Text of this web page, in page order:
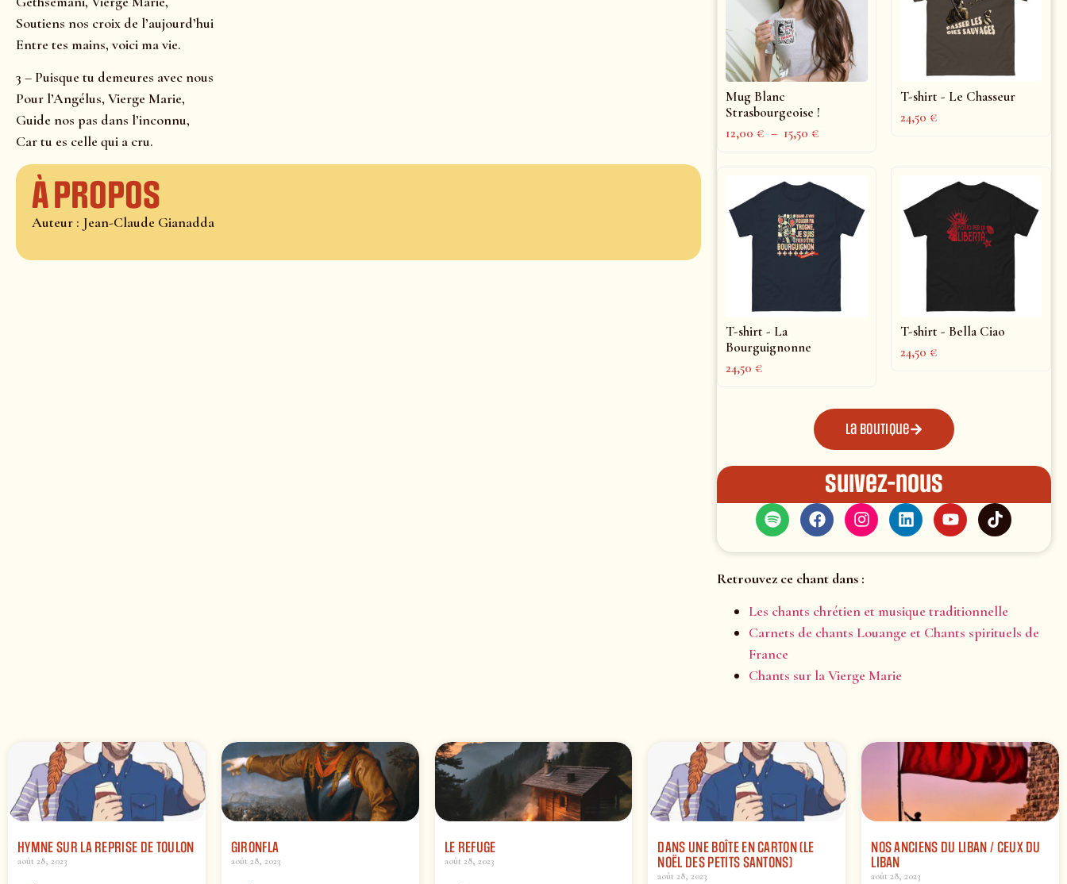
Soutiens nos croix de l’aujourd’hui
Entre tes mains, voici ma vie.
3 – Puisque tu demeures avec nous
Pour l’Angélus, Vierge Marie,
Guide nos pas dans l’inconnu,
Car tu es celle qui a cru.
À propos
Auteur : Jean-Claude Gianadda
Mug Blanc
Strasbourgeoise !
12,00€ – 15,50€
T-shirt - Le Chasseur
24,50€
T-shirt - La
Bourguignonne
24,50€
T-shirt - Bella Ciao
24,50€
La boutique
Suivez-nous
Retrouvez ce chant dans :
Les chants chrétien et musique traditionnelle
Carnets de chants Louange et Chants spirituels de
France
Chants sur la Vierge Marie
HYMNE SUR LA REPRISE DE TOULON
août 28, 2023
GIRONFLA
août 28, 2023
LE REFUGE
août 28, 2023
DANS UNE BOÎTE EN CARTON (LE
NOËL DES PETITS SANTONS)
août 28, 2023
NOS ANCIENS DU LIBAN / CEUX DU
LIBAN
août 28, 2023